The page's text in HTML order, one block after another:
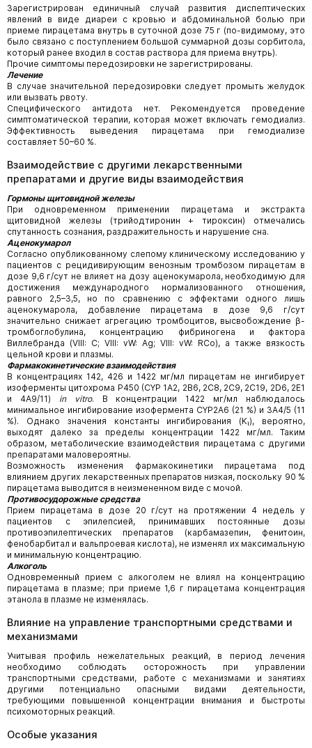
Зарегистрирован единичный случай развития диспептических
явлений в виде диареи с кровью и абдоминальной болью при
приеме пирацетама внутрь в суточной дозе 75 г (по-видимому, это
было связано с поступлением большой суммарной дозы сорбитола,
который ранее входил в состав раствора для приема внутрь).
Прочие симптомы передозировки не зарегистрированы.
Лечение
В случае значительной передозировки следует промыть желудок
или вызвать рвоту.
Специфического антидота нет. Рекомендуется проведение
симптоматической терапии, которая может включать гемодиализ.
Эффективность выведения пирацетама при гемодиализе
составляет 50–60 %.
Взаимодействие с другими лекарственными
препаратами и другие виды взаимодействия
Гормоны щитовидной железы
При одновременном применении пирацетама и экстракта
щитовидной железы (трийодтиронин + тироксин) отмечались
спутанность сознания, раздражительность и нарушение сна.
Аценокумарол
Согласно опубликованному слепому клиническому исследованию у
пациентов с рецидивирующим венозным тромбозом пирацетам в
дозе 9,6 г/сут не влияет на дозу аценокумарола, необходимую для
достижения международного нормализованного отношения,
равного 2,5–3,5, но по сравнению с эффектами одного лишь
аценокумарола, добавление пирацетама в дозе 9,6 г/сут
значительно снижает агрегацию тромбоцитов, высвобождение β-
тромбоглобулина, концентрацию фибриногена и фактора
Виллебранда (VIII: С; VIII: vW: Ag; VIII: vW: RCo), а также вязкость
цельной крови и плазмы.
Фармакокинетические взаимодействия
В концентрациях 142, 426 и 1422 мг/мл пирацетам не ингибирует
изоферменты цитохрома Р450 (CYP 1A2, 2B6, 2C8, 2С9, 2С19, 2D6, 2Е1
и 4A9/11) in vitro. В концентрации 1422 мг/мл наблюдалось
минимальное ингибирование изофермента CYP2А6 (21 %) и 3А4/5 (11
%). Однако значения константы ингибирования (Kᵢ), вероятно,
выходят далеко за пределы концентрации 1422 мг/мл. Таким
образом, метаболические взаимодействия пирацетама с другими
препаратами маловероятны.
Возможность изменения фармакокинетики пирацетама под
влиянием других лекарственных препаратов низкая, поскольку 90 %
пирацетама выводится в неизмененном виде с мочой.
Противосудорожные средства
Прием пирацетама в дозе 20 г/сут на протяжении 4 недель у
пациентов с эпилепсией, принимавших постоянные дозы
противоэпилептических препаратов (карбамазепин, фенитоин,
фенобарбитал и вальпроевая кислота), не изменял их максимальную
и минимальную концентрацию.
Алкоголь
Одновременный прием с алкоголем не влиял на концентрацию
пирацетама в плазме; при приеме 1,6 г пирацетама концентрация
этанола в плазме не изменялась.
Влияние на управление транспортными средствами и
механизмами
Учитывая профиль нежелательных реакций, в период лечения
необходимо соблюдать осторожность при управлении
транспортными средствами, работе с механизмами и занятиях
другими потенциально опасными видами деятельности,
требующими повышенной концентрации внимания и быстроты
психомоторных реакций.
Особые указания